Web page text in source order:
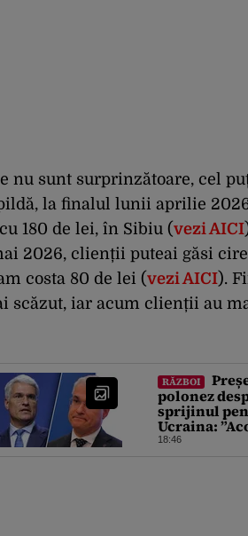
nu sunt surprinzătoare, cel
la finalul lunii aprilie
180 de lei, în Sibiu (vezi AICI
2026, clienții puteai găsi
costa 80 de lei (vezi AICI).
scăzut, iar acum clienții au
RĂZBOI
polonez
sprijinul
Ucraina:
este bătut un
18:46